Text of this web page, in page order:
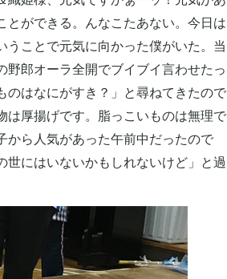
とができる。んなこたあない。今日は
ことで元気に向かった僕がいた。当
郎オーラ全開でブイブイ言わせたっ
のはなにがすき？」と尋ねてきたので
は厚揚げです。脂っこいものは無理で
から人気があった午前中だったので
世にはいないかもしれないけど」と過